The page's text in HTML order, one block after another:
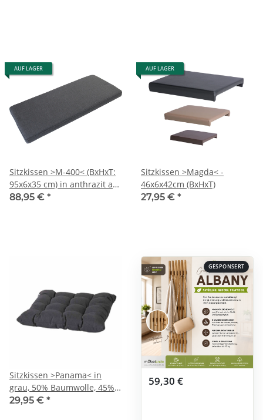
AUF LAGER
Sitzkissen >M-400< (BxHxT:
95x6x35 cm) in anthrazit aus
Stoff - 95x6x35 (BxHxT)
88,95 € *
AUF LAGER
Sitzkissen >Magda< -
46x6x42cm (BxHxT)
27,95 € *
Sitzkissen >Panama< in
grau, 50% Baumwolle, 45%
Polyester - 46x6x46cm
29,95 € *
GESPONSERT
59,30 €